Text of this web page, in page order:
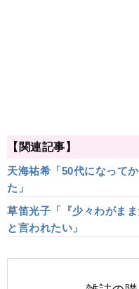
【関連記事】
天海祐希「50代になって
た」
草笛光子「『少々わがま
と言われたい」